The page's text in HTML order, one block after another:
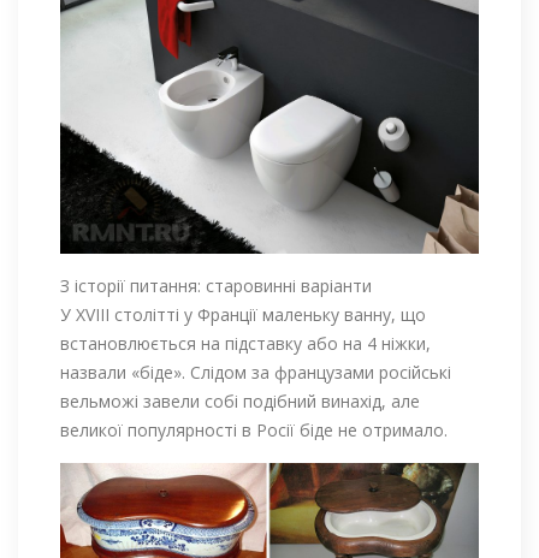
З історії питання: старовинні варіанти
У XVIII столітті у Франції маленьку ванну, що
встановлюється на підставку або на 4 ніжки,
назвали «біде». Слідом за французами російські
вельможі завели собі подібний винахід, але
великої популярності в Росії біде не отримало.